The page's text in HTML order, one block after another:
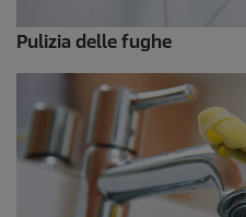
Pulizia delle fughe